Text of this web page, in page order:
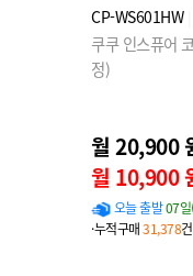
CP-WS601HW
쿠쿠 인스퓨어
정)
월 20,900
월 10,900
오늘 출발07
·누적구매31,378건